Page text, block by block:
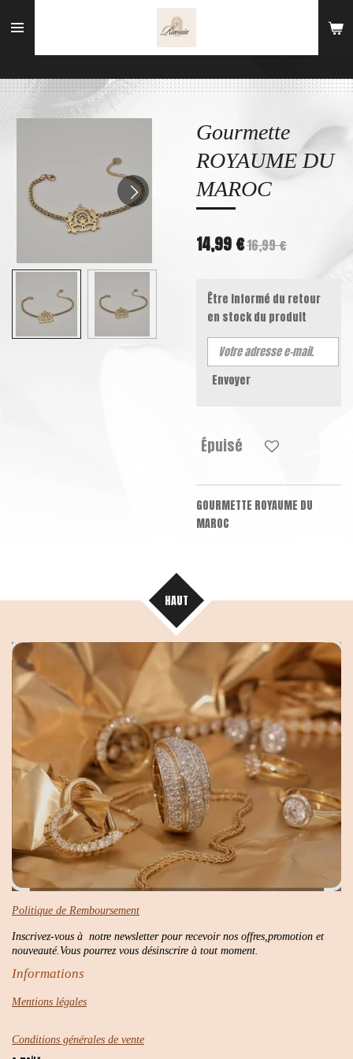
au
Gourmette
ROYAUME DU
MAROC
14,99 €16,99 €
Être informé du retour
en stock du produit
Envoyer
Épuisé
GOURMETTE ROYAUME DU
MAROC
HAUT
Politique de Remboursement
Inscrivez-vous à notre newsletter pour recevoir nos offres,promotion et
nouveauté.Vous pourrez vous désinscrire à tout moment.
Informations
Mentions légales
Conditions générales de vente